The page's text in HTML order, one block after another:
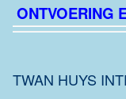
ONTVOERING
TWAN HUYS